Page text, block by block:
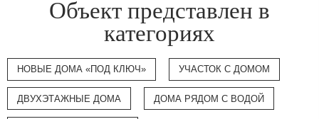
Объект представлен в
категориях
НОВЫЕ ДОМА «ПОД КЛЮЧ» УЧАСТОК С ДОМОМ
ДВУХЭТАЖНЫЕ ДОМА ДОМА РЯДОМ С ВОДОЙ